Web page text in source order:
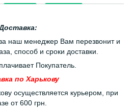
наш менеджер Вам перезвонит и
способ и сроки доставки.
Покупатель.
по Харькову
осуществляется курьером, при
от 600 грн.